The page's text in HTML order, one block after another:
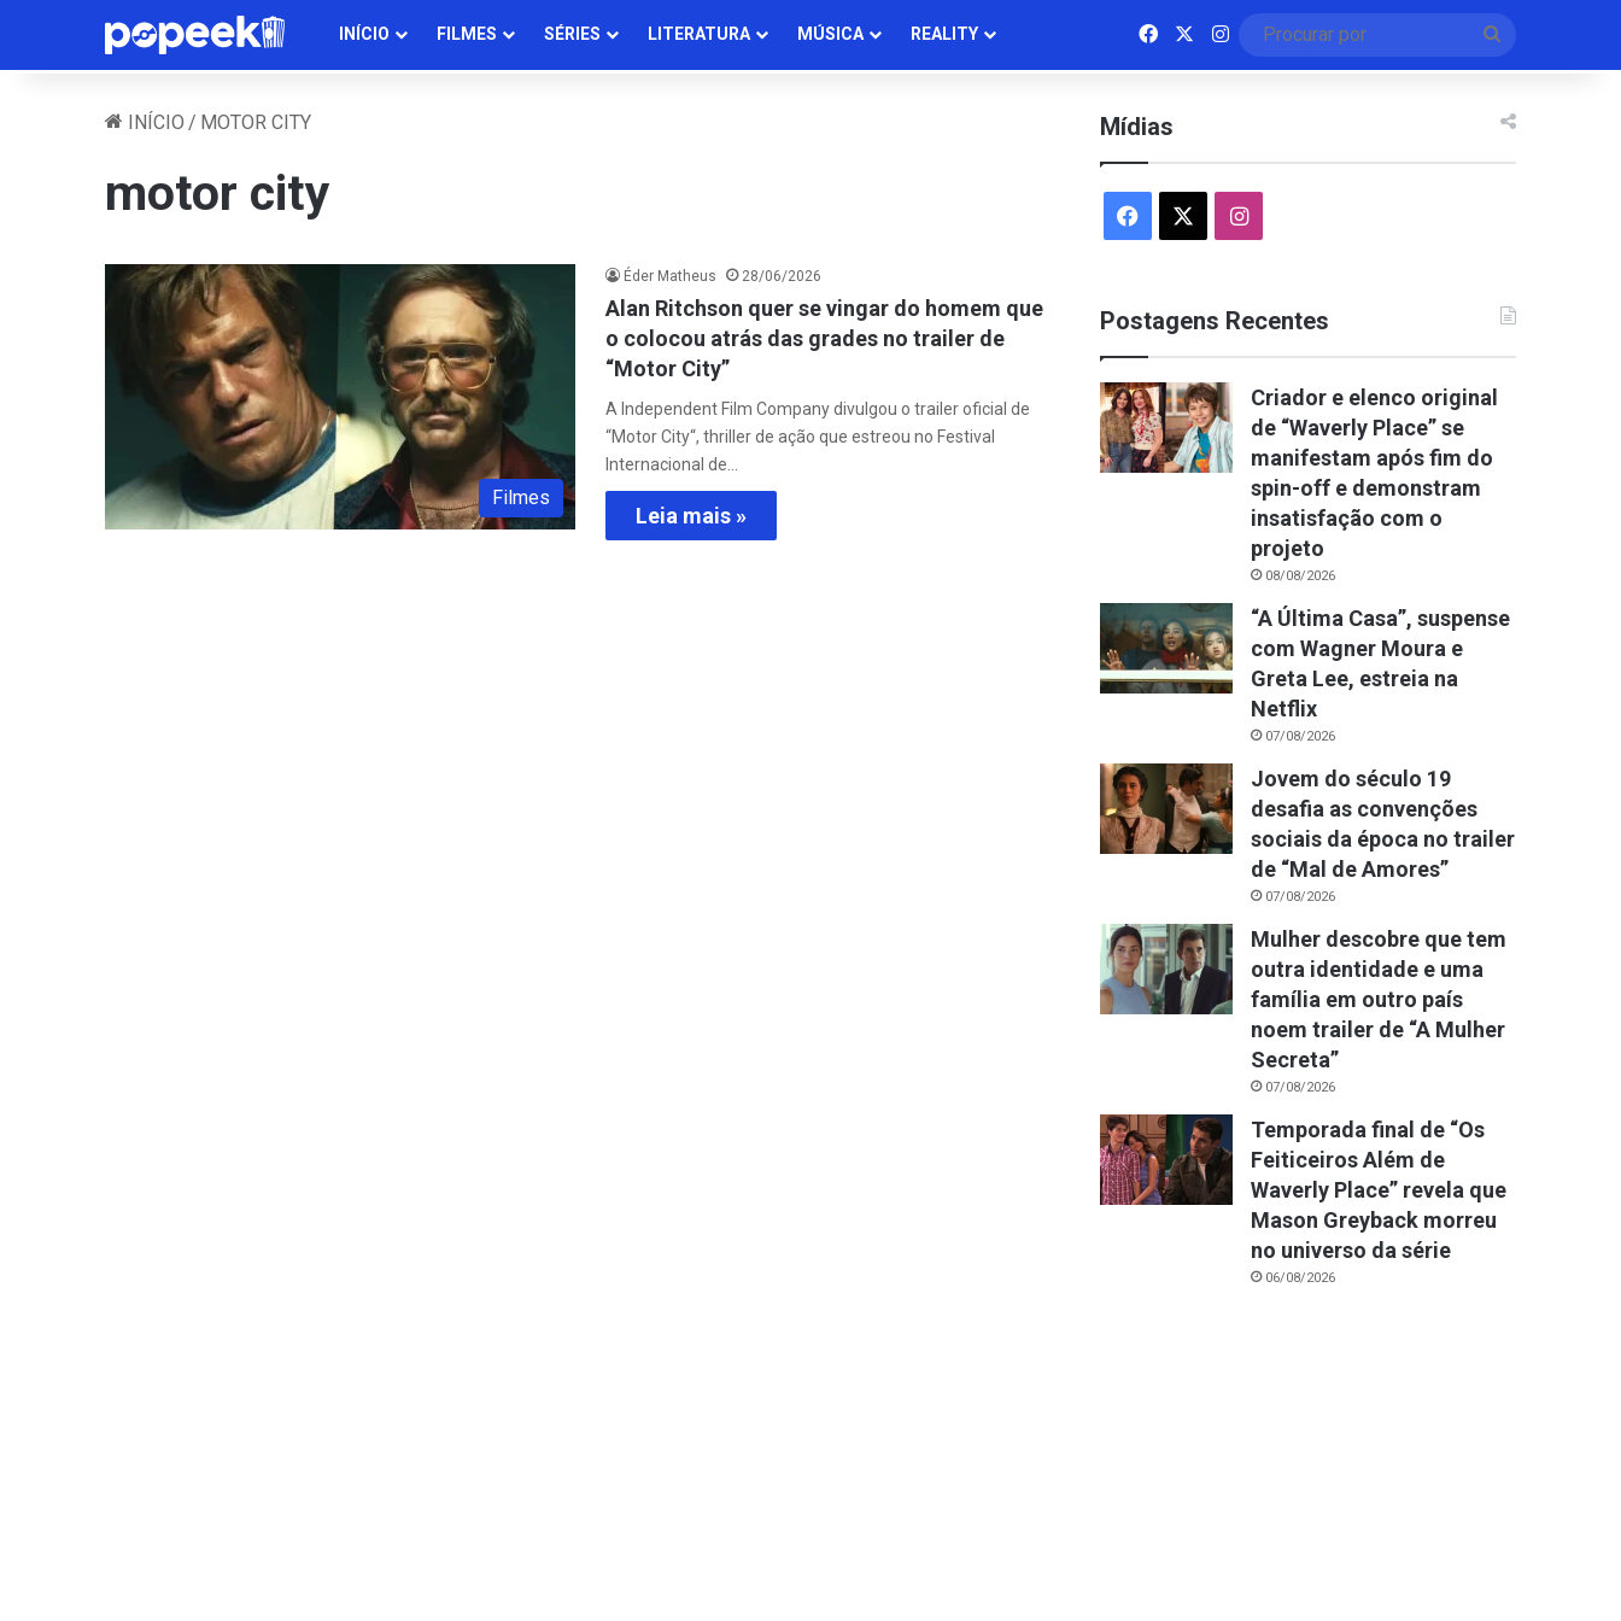
INÍCIO FILMES SÉRIES LITERATURA MÚSICA REALITY FacebookInstagram
por
INÍCIO / MOTOR CITY
motor city
Filmes
Éder Matheus 28/06/2026
Alan Ritchson quer se vingar do homem que
o colocou atrás das grades no trailer de
“Motor City”
A Independent Film Company divulgou o trailer oficial de
“Motor City“, thriller de ação que estreou no Festival
Internacional de…
Leia mais »
Mídias
Facebook Instagram
Postagens Recentes
Criador e elenco original
de “Waverly Place” se
manifestam após fim do
spin-off e demonstram
insatisfação com o
projeto
08/08/2026
“A Última Casa”, suspense
com Wagner Moura e
Greta Lee, estreia na
Netflix
07/08/2026
Jovem do século 19
desafia as convenções
sociais da época no trailer
de “Mal de Amores”
07/08/2026
Mulher descobre que tem
outra identidade e uma
família em outro país
noem trailer de “A Mulher
Secreta”
07/08/2026
Temporada final de “Os
Feiticeiros Além de
Waverly Place” revela que
Mason Greyback morreu
no universo da série
06/08/2026